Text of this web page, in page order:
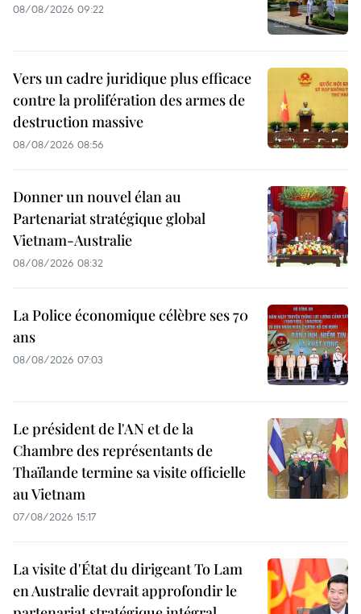
08/08/2026 09:22
Vers un cadre juridique plus efficace
contre la prolifération des armes de
destruction massive
08/08/2026 08:56
Donner un nouvel élan au
Partenariat stratégique global
Vietnam-Australie
08/08/2026 08:32
La Police économique célèbre ses 70
ans
08/08/2026 07:03
Le président de l'AN et de la
Chambre des représentants de
Thaïlande termine sa visite officielle
au Vietnam
07/08/2026 15:17
La visite d'État du dirigeant To Lam
en Australie devrait approfondir le